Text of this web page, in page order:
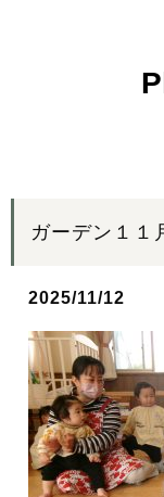
ガーデン１１
2025/11/12